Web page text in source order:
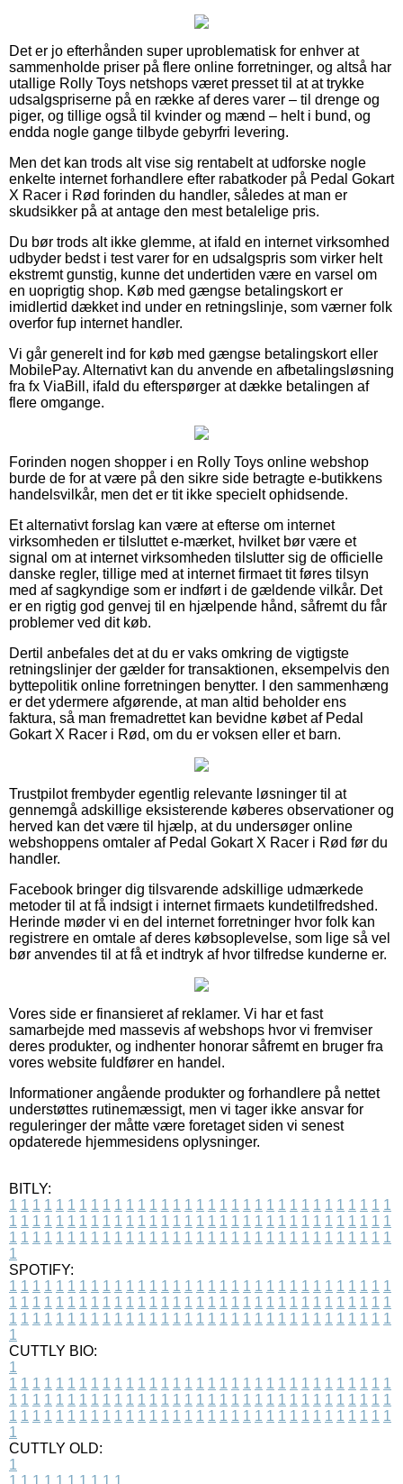
Det er jo efterhånden super uproblematisk for enhver at
sammenholde priser på flere online forretninger, og altså har
utallige Rolly Toys netshops været presset til at at trykke
udsalgspriserne på en række af deres varer – til drenge og
piger, og tillige også til kvinder og mænd – helt i bund, og
endda nogle gange tilbyde gebyrfri levering.
Men det kan trods alt vise sig rentabelt at udforske nogle
enkelte internet forhandlere efter rabatkoder på Pedal Gokart
X Racer i Rød forinden du handler, således at man er
skudsikker på at antage den mest betalelige pris.
Du bør trods alt ikke glemme, at ifald en internet virksomhed
udbyder bedst i test varer for en udsalgspris som virker helt
ekstremt gunstig, kunne det undertiden være en varsel om
en uoprigtig shop. Køb med gængse betalingskort er
imidlertid dækket ind under en retningslinje, som værner folk
overfor fup internet handler.
Vi går generelt ind for køb med gængse betalingskort eller
MobilePay. Alternativt kan du anvende en afbetalingsløsning
fra fx ViaBill, ifald du efterspørger at dække betalingen af
flere omgange.
Forinden nogen shopper i en Rolly Toys online webshop
burde de for at være på den sikre side betragte e-butikkens
handelsvilkår, men det er tit ikke specielt ophidsende.
Et alternativt forslag kan være at efterse om internet
virksomheden er tilsluttet e-mærket, hvilket bør være et
signal om at internet virksomheden tilslutter sig de officielle
danske regler, tillige med at internet firmaet tit føres tilsyn
med af sagkyndige som er indført i de gældende vilkår. Det
er en rigtig god genvej til en hjælpende hånd, såfremt du får
problemer ved dit køb.
Dertil anbefales det at du er vaks omkring de vigtigste
retningslinjer der gælder for transaktionen, eksempelvis den
byttepolitik online forretningen benytter. I den sammenhæng
er det ydermere afgørende, at man altid beholder ens
faktura, så man fremadrettet kan bevidne købet af Pedal
Gokart X Racer i Rød, om du er voksen eller et barn.
Trustpilot frembyder egentlig relevante løsninger til at
gennemgå adskillige eksisterende køberes observationer og
herved kan det være til hjælp, at du undersøger online
webshoppens omtaler af Pedal Gokart X Racer i Rød før du
handler.
Facebook bringer dig tilsvarende adskillige udmærkede
metoder til at få indsigt i internet firmaets kundetilfredshed.
Herinde møder vi en del internet forretninger hvor folk kan
registrere en omtale af deres købsoplevelse, som lige så vel
bør anvendes til at få et indtryk af hvor tilfredse kunderne er.
Vores side er finansieret af reklamer. Vi har et fast
samarbejde med massevis af webshops hvor vi fremviser
deres produkter, og indhenter honorar såfremt en bruger fra
vores website fuldfører en handel.
Informationer angående produkter og forhandlere på nettet
understøttes rutinemæssigt, men vi tager ikke ansvar for
reguleringer der måtte være foretaget siden vi senest
opdaterede hjemmesidens oplysninger.
BITLY:
1 1 1 1 1 1 1 1 1 1 1 1 1 1 1 1 1 1 1 1 1 1 1 1 1 1 1 1 1 1 1 1 1
1 1 1 1 1 1 1 1 1 1 1 1 1 1 1 1 1 1 1 1 1 1 1 1 1 1 1 1 1 1 1 1 1
1 1 1 1 1 1 1 1 1 1 1 1 1 1 1 1 1 1 1 1 1 1 1 1 1 1 1 1 1 1 1 1 1
1
SPOTIFY:
1 1 1 1 1 1 1 1 1 1 1 1 1 1 1 1 1 1 1 1 1 1 1 1 1 1 1 1 1 1 1 1 1
1 1 1 1 1 1 1 1 1 1 1 1 1 1 1 1 1 1 1 1 1 1 1 1 1 1 1 1 1 1 1 1 1
1 1 1 1 1 1 1 1 1 1 1 1 1 1 1 1 1 1 1 1 1 1 1 1 1 1 1 1 1 1 1 1 1
1
CUTTLY BIO:
1
1 1 1 1 1 1 1 1 1 1 1 1 1 1 1 1 1 1 1 1 1 1 1 1 1 1 1 1 1 1 1 1 1
1 1 1 1 1 1 1 1 1 1 1 1 1 1 1 1 1 1 1 1 1 1 1 1 1 1 1 1 1 1 1 1 1
1 1 1 1 1 1 1 1 1 1 1 1 1 1 1 1 1 1 1 1 1 1 1 1 1 1 1 1 1 1 1 1 1
1
CUTTLY OLD:
1
1 1 1 1 1 1 1 1 1 1